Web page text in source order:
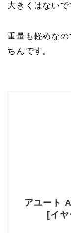
大きくはないで
重量も軽めな
ちんです。
アユート
[イ